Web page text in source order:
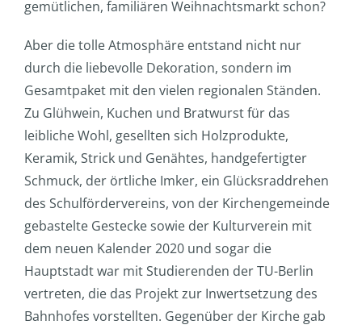
gemütlichen, familiären Weihnachtsmarkt schon?
Aber die tolle Atmosphäre entstand nicht nur
durch die liebevolle Dekoration, sondern im
Gesamtpaket mit den vielen regionalen Ständen.
Zu Glühwein, Kuchen und Bratwurst für das
leibliche Wohl, gesellten sich Holzprodukte,
Keramik, Strick und Genähtes, handgefertigter
Schmuck, der örtliche Imker, ein Glücksraddrehen
des Schulfördervereins, von der Kirchengemeinde
gebastelte Gestecke sowie der Kulturverein mit
dem neuen Kalender 2020 und sogar die
Hauptstadt war mit Studierenden der TU-Berlin
vertreten, die das Projekt zur Inwertsetzung des
Bahnhofes vorstellten. Gegenüber der Kirche gab